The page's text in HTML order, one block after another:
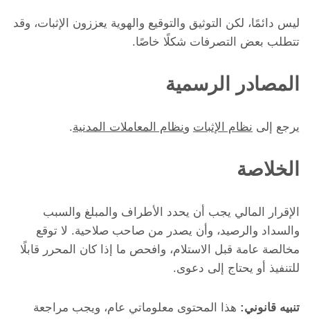
ليس دائمًا، لكن التوثيق والتوقيع والهوية يعززون الإثبات، وقد
تتطلب بعض التصرفات شكلًا خاصًا.
المصادر الرسمية
يرجع إلى نظام الإثبات ونظام المعاملات المدنية.
الخلاصة
الإقرار المالي يجب أن يحدد الأطراف والمبلغ والسبب
والسداد والرصيد، وأن يصدر من صاحب صلاحية. لا توقع
مخالصة عامة قبل الاستلام، وافحص ما إذا كان المحرر قابلًا
للتنفيذ أو يحتاج إلى دعوى.
تنبيه قانوني: هذا المحتوى معلوماتي عام، ويجب مراجعة